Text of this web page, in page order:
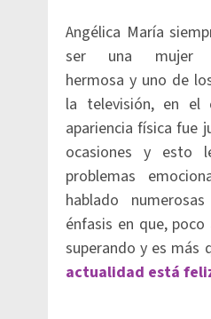
Angélica María
ser una mujer
hermosa y uno de
la televisión, en el
apariencia física fue
ocasiones y esto
problemas
hablado
énfasis en que,
superando y es más
actualidad está